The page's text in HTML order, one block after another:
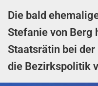
Die bald
Stefanie von Berg
Staatsrätin bei
die Bezirkspolitik